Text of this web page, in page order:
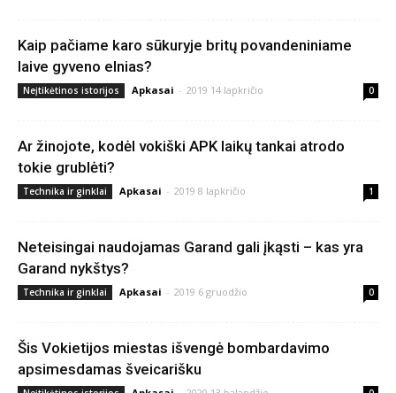
Kaip pačiame karo sūkuryje britų povandeniniame
laive gyveno elnias?
Neįtikėtinos istorijos Apkasai - 2019 14 lapkričio 0
Ar žinojote, kodėl vokiški APK laikų tankai atrodo
tokie grublėti?
Technika ir ginklai Apkasai - 2019 8 lapkričio 1
Neteisingai naudojamas Garand gali įkąsti – kas yra
Garand nykštys?
Technika ir ginklai Apkasai - 2019 6 gruodžio 0
Šis Vokietijos miestas išvengė bombardavimo
apsimesdamas šveicarišku